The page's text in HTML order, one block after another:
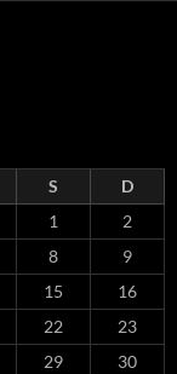
S
D
1
2
8
9
15
16
22
23
29
30